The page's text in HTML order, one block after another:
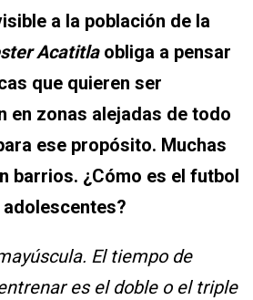
a la población de la
Acatitlaobliga a pensar
que quieren ser
en zonas alejadas de todo
ese propósito. Muchas
barrios. ¿Cómo es el futbol
El tiempo de
es el doble o el triple